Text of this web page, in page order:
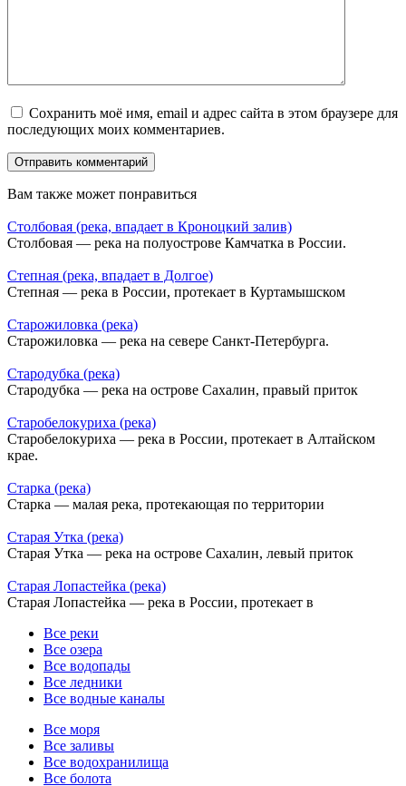
Сохранить моё имя, email и адрес сайта в этом браузере для
последующих моих комментариев.
Вам также может понравиться
Столбовая (река, впадает в Кроноцкий залив)
Столбовая — река на полуострове Камчатка в России.
Степная (река, впадает в Долгое)
Степная — река в России, протекает в Куртамышском
Старожиловка (река)
Старожиловка — река на севере Санкт-Петербурга.
Стародубка (река)
Стародубка — река на острове Сахалин, правый приток
Старобелокуриха (река)
Старобелокуриха — река в России, протекает в Алтайском
крае.
Старка (река)
Старка — малая река, протекающая по территории
Старая Утка (река)
Старая Утка — река на острове Сахалин, левый приток
Старая Лопастейка (река)
Старая Лопастейка — река в России, протекает в
Все реки
Все озера
Все водопады
Все ледники
Все водные каналы
Все моря
Все заливы
Все водохранилища
Все болота